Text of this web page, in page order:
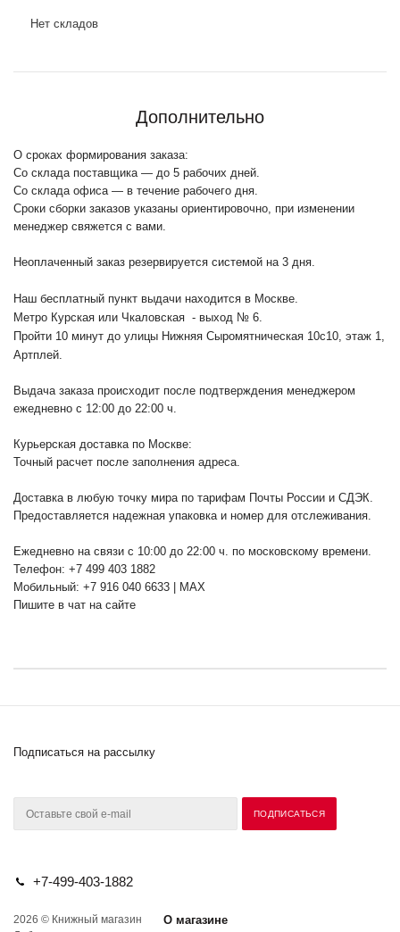
Нет складов
Дополнительно
О сроках формирования заказа:
Со склада поставщика — до 5 рабочих дней.
Со склада офиса — в течение рабочего дня.
Сроки сборки заказов указаны ориентировочно, при изменении
менеджер свяжется с вами.
Неоплаченный заказ резервируется системой на 3 дня.
Наш бесплатный пункт выдачи находится в Москве.
Метро Курская или Чкаловская - выход № 6.
Пройти 10 минут до улицы Нижняя Сыромятническая 10с10, этаж 1,
Артплей.
Выдача заказа происходит после подтверждения менеджером
ежедневно с 12:00 до 22:00 ч.
Курьерская доставка по Москве:
Точный расчет после заполнения адреса.
Доставка в любую точку мира по тарифам Почты России и СДЭК.
Предоставляется надежная упаковка и номер для отслеживания.
Ежедневно на связи с 10:00 до 22:00 ч. по московскому времени.
Телефон: +7 499 403 1882
Мобильный: +7 916 040 6633 | MAX
Пишите в чат на сайте
Подписаться на рассылку
+7-499-403-1882
2026 © Книжный магазин
О магазине